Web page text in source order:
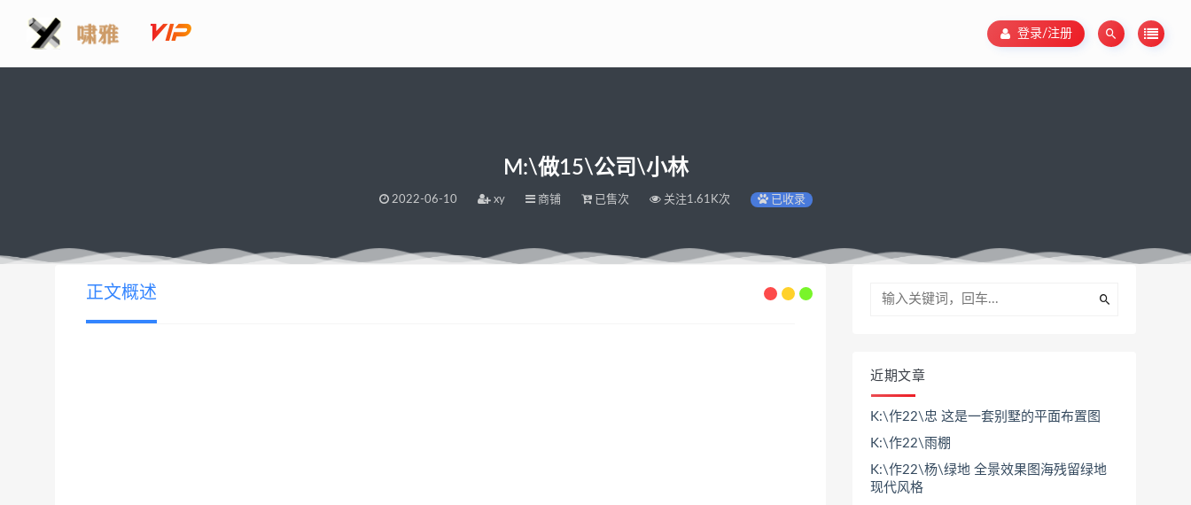
登录/注册
M:\做15\公司\小林
2022-06-10 xy 商铺 已售次 关注1.61K次 已收录
正文概述
近期文章
K:\作22\忠 这是一套别墅的平面布置图
K:\作22\雨棚
K:\作22\杨\绿地 全景效果图海残留绿地
现代风格